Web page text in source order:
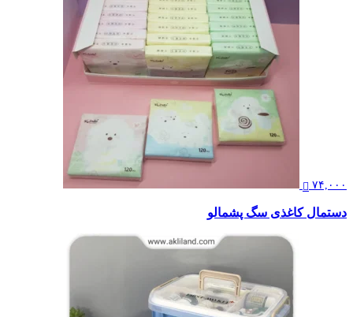
۷۴,۰۰۰
دستمال کاغذی سگ پشمالو